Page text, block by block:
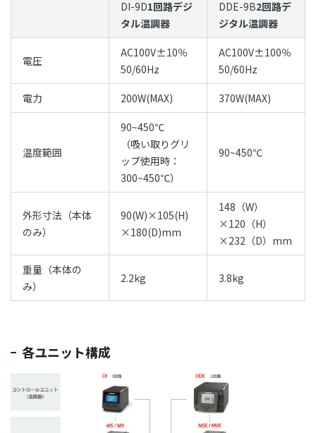
DI-9D1回路デジ
タル温調器
DDE-9B2回路デ
ジタル温調器
電圧
AC100V±10％
50/60Hz
AC100V±100％
50/60Hz
電力 200W(MAX) 370W(MAX)
温度範囲
90~450℃
（吸い取りグリ
ップ使用時：
300~450℃）
90~450℃
外形寸法（本体
のみ）
90(W)×105(H)
×180(D)mm
148（W）
×120（H）
×232（D）mm
重量（本体の
み）
2.2kg 3.8kg
各ユニット構成